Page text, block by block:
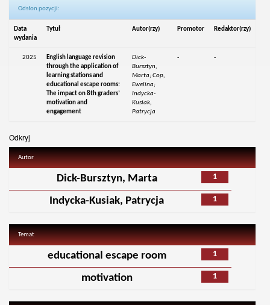
Odsłon pozycji:
Data
wydania
Tytuł Autor(rzy) Promotor Redaktor(rzy)
2025
English language revision
through the application of
learning stations and
educational escape rooms:
The impact on 8th graders’
motivation and
engagement
Dick-
Bursztyn,
Marta; Cop,
Ewelina;
Indycka-
Kusiak,
Patrycja
- -
Odkryj
Autor
1
Dick-Bursztyn, Marta
1
Indycka-Kusiak, Patrycja
Temat
1
educational escape room
1
motivation